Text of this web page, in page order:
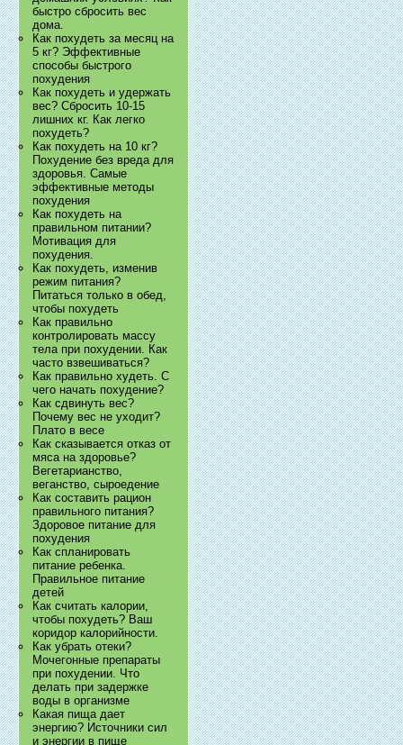
быстро сбросить вес
дома.
Как похудеть за месяц на
5 кг? Эффективные
способы быстрого
похудения
Как похудеть и удержать
вес? Сбросить 10-15
лишних кг. Как легко
похудеть?
Как похудеть на 10 кг?
Похудение без вреда для
здоровья. Самые
эффективные методы
похудения
Как похудеть на
правильном питании?
Мотивация для
похудения.
Как похудеть, изменив
режим питания?
Питаться только в обед,
чтобы похудеть
Как правильно
контролировать массу
тела при похудении. Как
часто взвешиваться?
Как правильно худеть. С
чего начать похудение?
Как сдвинуть вес?
Почему вес не уходит?
Плато в весе
Как сказывается отказ от
мяса на здоровье?
Вегетарианство,
веганство, сыроедение
Как составить рацион
правильного питания?
Здоровое питание для
похудения
Как спланировать
питание ребенка.
Правильное питание
детей
Как считать калории,
чтобы похудеть? Ваш
коридор калорийности.
Как убрать отеки?
Мочегонные препараты
при похудении. Что
делать при задержке
воды в организме
Какая пища дает
энергию? Источники сил
и энергии в пище